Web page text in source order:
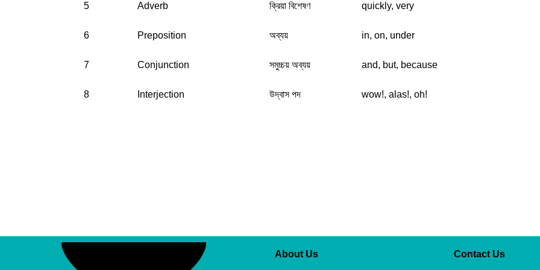
5 Adverb ক্রিয়া বিশেষণ quickly, very
6 Preposition অব্যয় in, on, under
7 Conjunction সমুচ্চয় অব্যয় and, but, because
8 Interjection উদ্বাস পদ wow!, alas!, oh!
About Us
Contact Us